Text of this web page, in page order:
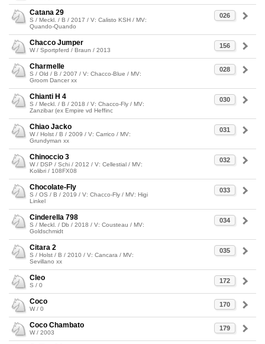
026
Catana 29
S / Meckl. / B / 2017 / V: Calisto KSH / MV:
Quando-Quando
156
Chacco Jumper
W / Sportpferd / Braun / 2013
028
Charmelle
S / Old / B / 2007 / V: Chacco-Blue / MV:
Groom Dancer xx
030
Chianti H 4
S / Meckl. / B / 2018 / V: Chacco-Fly / MV:
Zanzibar (ex Empire vd Heffinc
031
Chiao Jacko
W / Holst / B / 2009 / V: Carrico / MV:
Grundyman xx
032
Chinoccio 3
W / DSP / Schi / 2012 / V: Cellestial / MV:
Kolibri / 108FX08
033
Chocolate-Fly
S / OS / B / 2019 / V: Chacco-Fly / MV: Higi
Linkel
034
Cinderella 798
S / Meckl. / Db / 2018 / V: Cousteau / MV:
Goldschmidt
035
Citara 2
S / Holst / B / 2010 / V: Cancara / MV:
Sevillano xx
172
Cleo
S / 0
170
Coco
W / 0
179
Coco Chambato
W / 2003